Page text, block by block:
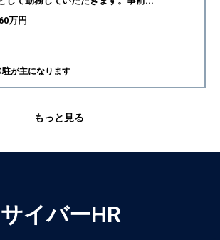
もっと見る
万円
が主になります
サイバーHR